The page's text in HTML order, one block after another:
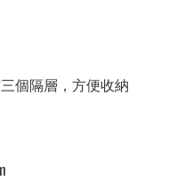
個隔層，方便收納